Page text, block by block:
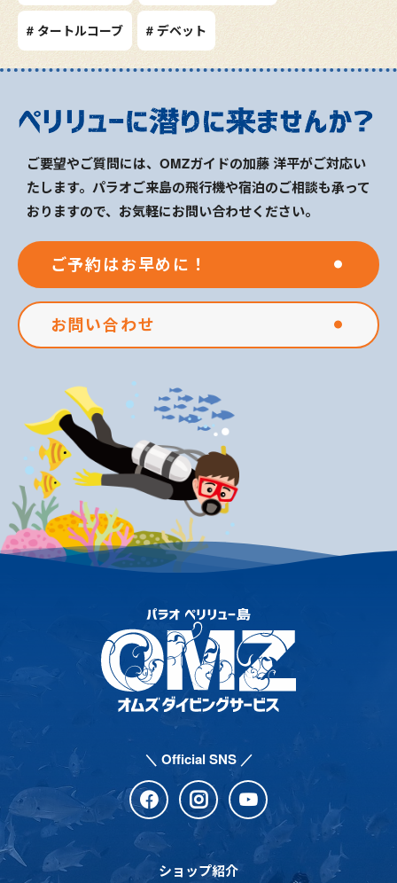
# タートルコーブ # デベット
ご要望やご質問には、OMZガイドの加藤 洋平がご対応い
たします。パラオご来島の飛行機や宿泊のご相談も承って
おりますので、お気軽にお問い合わせください。
ご予約はお早めに！
お問い合わせ
＼ Official SNS ／
ショップ紹介